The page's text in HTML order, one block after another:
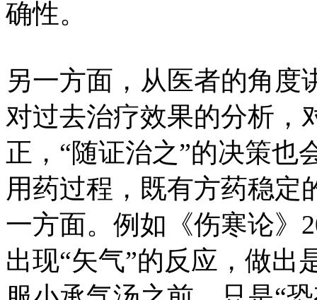
确性。
另一方面，从医者的角度
对过去治疗效果的分析，
正，“随证治之”的决策也
用药过程，既有方药稳定
一方面。例如《伤寒论》
出现“矢气”的反应，做出